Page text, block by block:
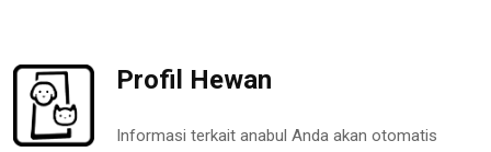
Profil Hewan
Informasi terkait anabul Anda akan otomatis